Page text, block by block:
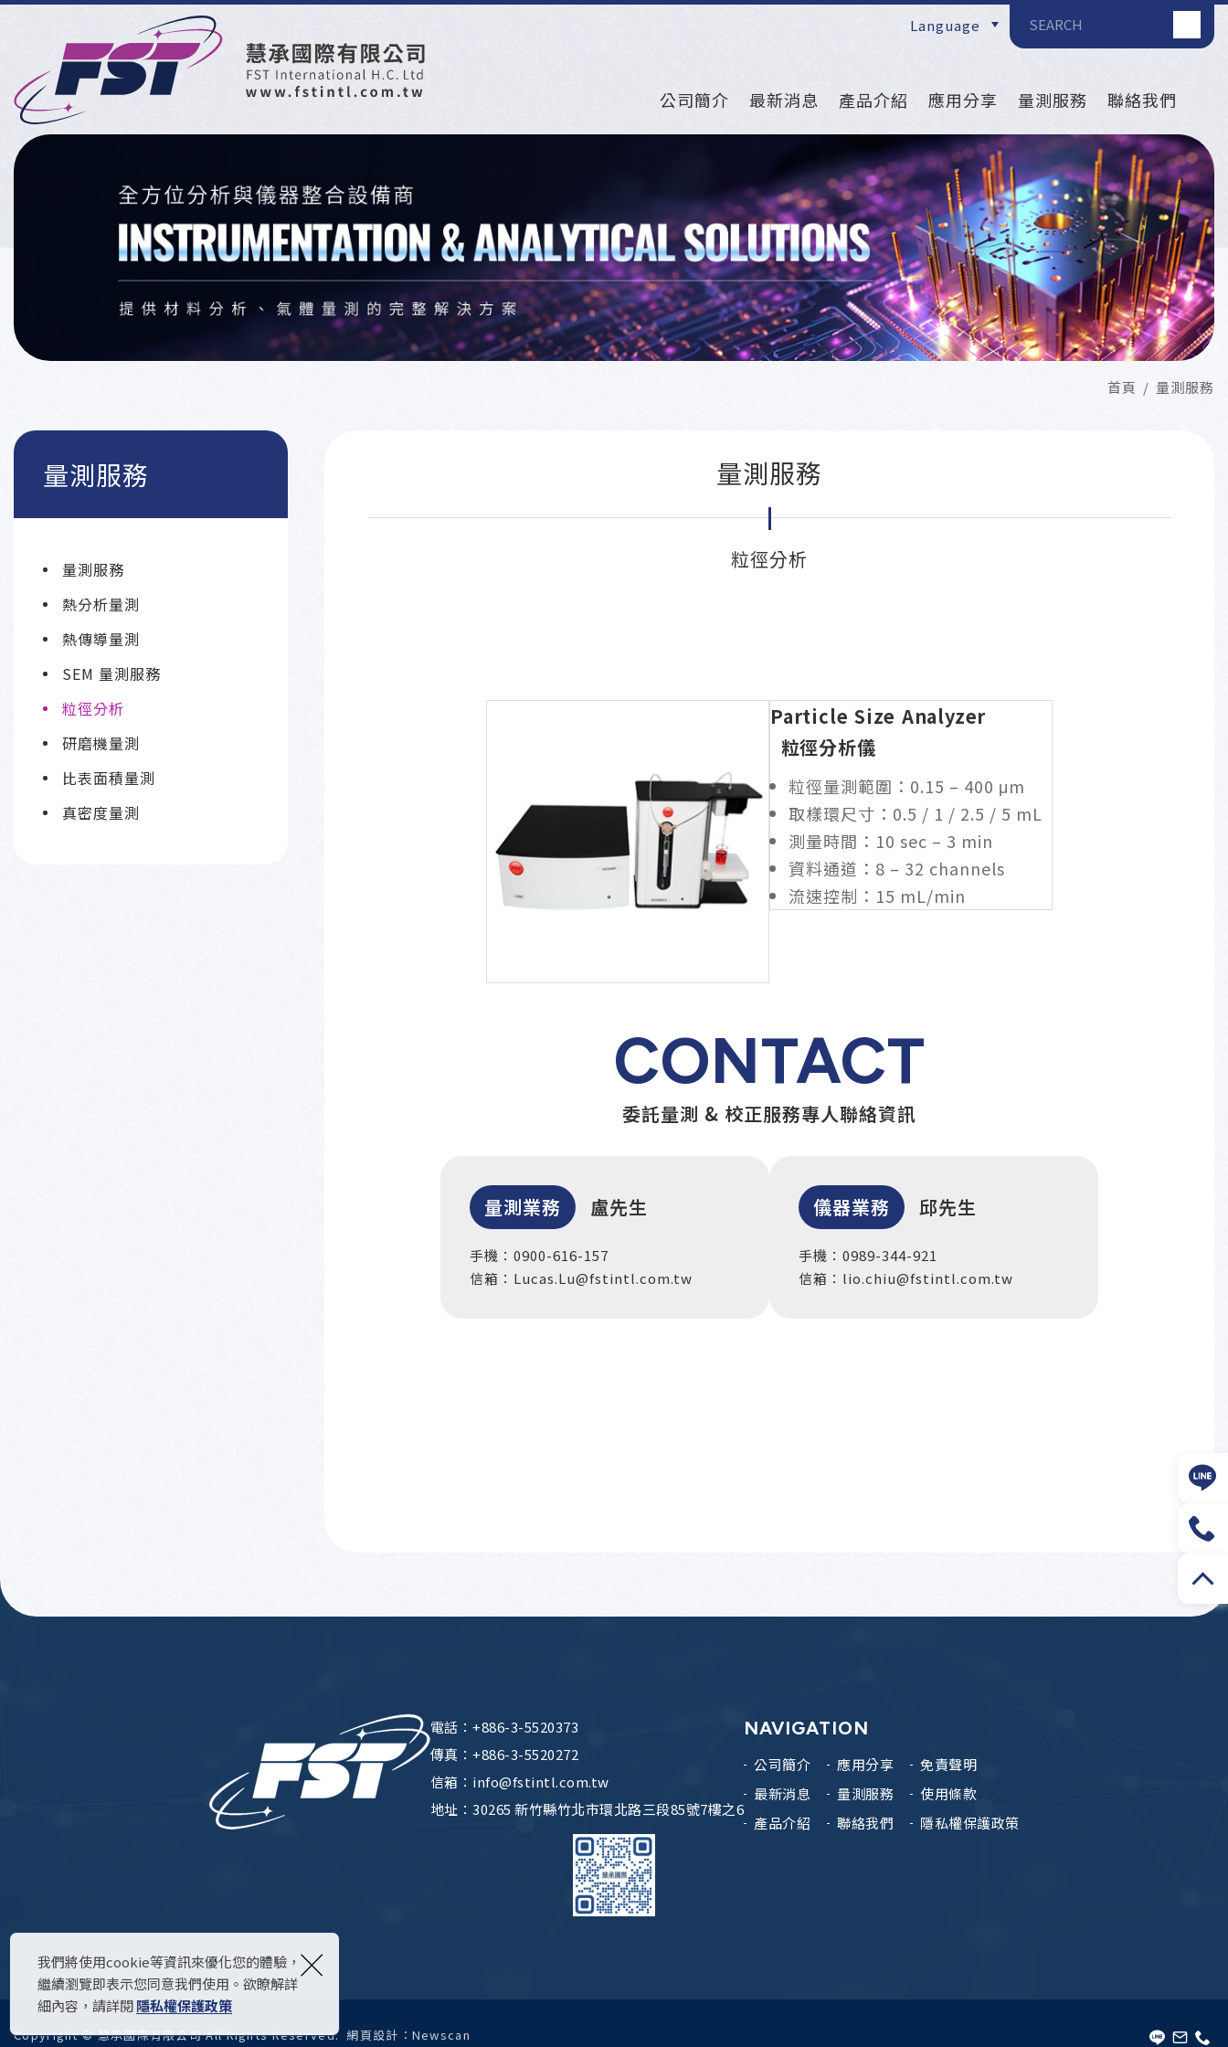
我們將使用cookie等資訊來優化您的體驗，
繼續瀏覽即表示您同意我們使用。欲瞭解詳
細內容，請詳閱隱私權保護政策
×
Language
公司簡介 最新消息 產品介紹 應用分享 量測服務 聯絡我們
首頁 量測服務
量測服務
量測服務
熱分析量測
熱傳導量測
SEM 量測服務
粒徑分析
研磨機量測
比表面積量測
真密度量測
量測服務
粒徑分析
Particle Size Analyzer
粒徑分析儀
粒徑量測範圍：0.15 – 400 μm
取樣環尺寸：0.5 / 1 / 2.5 / 5 mL
測量時間：10 sec – 3 min
資料通道：8 – 32 channels
流速控制：15 mL/min
CONTACT
委託量測 & 校正服務專人聯絡資訊
量測業務 盧先生
手機：0900-616-157
信箱： Lucas.Lu@fstintl.com.tw
儀器業務 邱先生
手機：0989-344-921
信箱： lio.chiu@fstintl.com.tw
電話： +886-3-5520373
傳真：+886-3-5520272
信箱： info@fstintl.com.tw
地址： 30265 新竹縣竹北市環北路三段85號7樓之6
NAVIGATION
公司簡介
最新消息
產品介紹
應用分享
量測服務
聯絡我們
免責聲明
使用條款
隱私權保護政策
Copyright © 慧承國際有限公司 All Rights Reserved. 網頁設計：Newscan